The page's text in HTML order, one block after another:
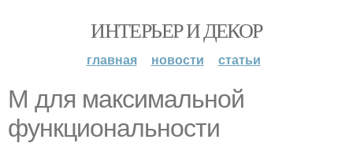
ИНТЕРЬЕР И ДЕКОР
главная новости статьи
М для максимальной
функциональности